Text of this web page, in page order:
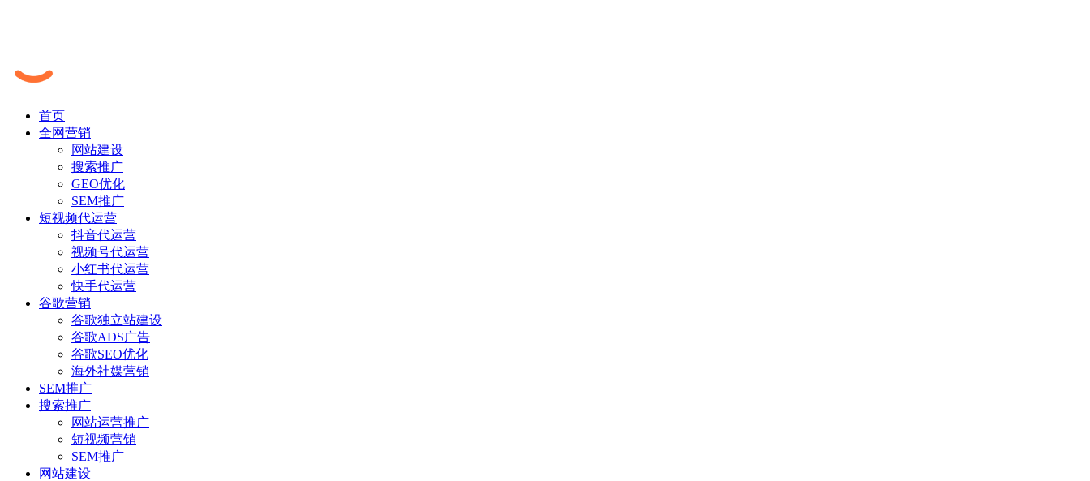
首页
全网营销
网站建设
搜索推广
GEO优化
SEM推广
短视频代运营
抖音代运营
视频号代运营
小红书代运营
快手代运营
谷歌营销
谷歌独立站建设
谷歌ADS广告
谷歌SEO优化
海外社媒营销
SEM推广
搜索推广
网站运营推广
短视频营销
SEM推广
网站建设